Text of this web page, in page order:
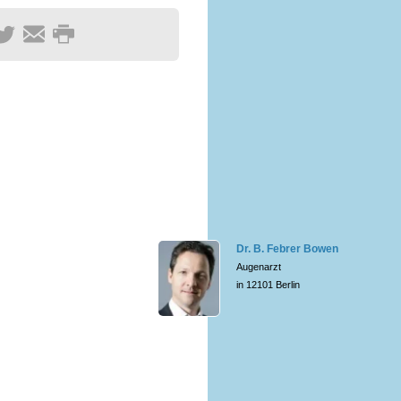
Dr. B. Febrer Bowen
Augenarzt
in 12101 Berlin